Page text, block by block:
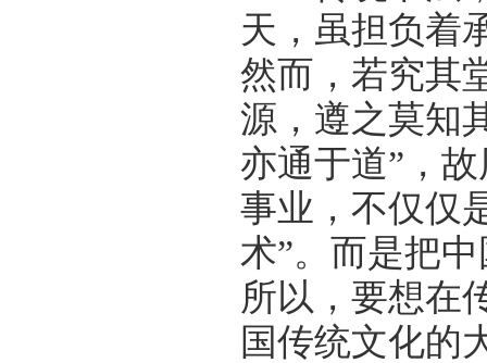
天，虽担负着
然而，若究其
源，遵之莫知
亦通于道”，
事业，不仅仅
术”。而是把
所以，要想在
国传统文化的